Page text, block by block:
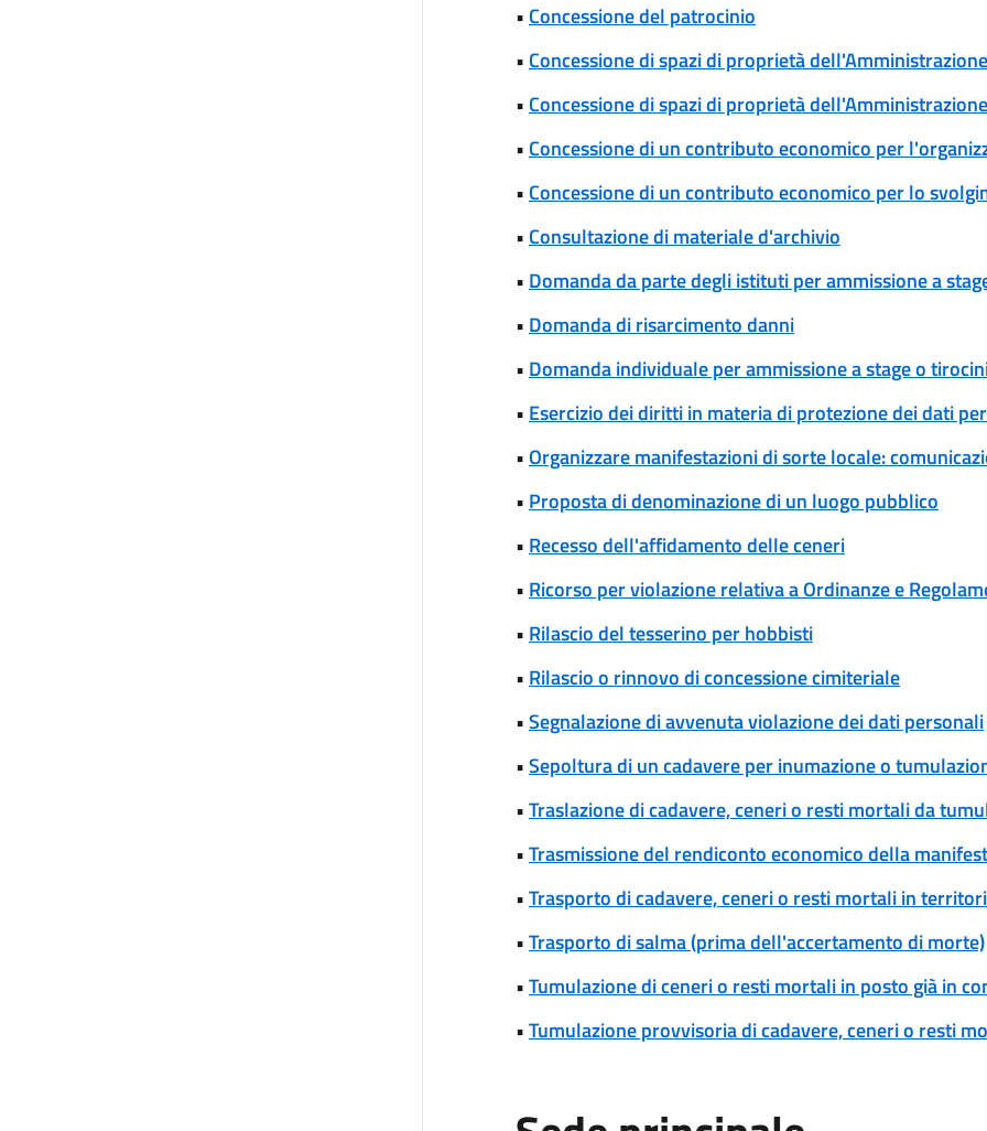
• Concessione del patrocinio
• Concessione di spazi di proprietà
• Concessione di spazi di proprietà
• Concessione di un contributo economico per
• Concessione di un contributo economico per lo
• Consultazione di materiale d'archivio
• Domanda da parte degli istituti per ammissione a
• Domanda di risarcimento danni
• Domanda individuale per ammissione a stage o
• Esercizio dei diritti in materia di protezione dei dati
•Organizzare manifestazioni di sorte locale:
• Proposta di denominazione di un luogo pubblico
• Recesso dell'affidamento delle ceneri
• Ricorso per violazione relativa a Ordinanze e
• Rilascio del tesserino per hobbisti
• Rilascio o rinnovo di concessione cimiteriale
•Segnalazione di avvenuta violazione dei dati personali
•Sepoltura di un cadavere per inumazione o
•Traslazione di cadavere, ceneri o resti mortali da
•Trasmissione del rendiconto economico della
•Trasporto di cadavere, ceneri o resti mortali in
•Trasporto di salma (prima dell'accertamento di morte)
•Tumulazione di ceneri o resti mortali in posto già in
•Tumulazione provvisoria di cadavere, ceneri o resti